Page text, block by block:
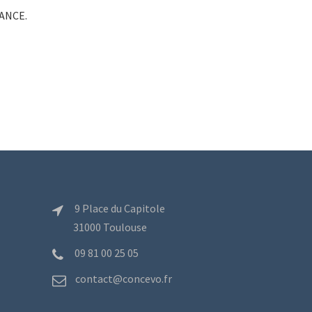
9 Place du Capitole
31000 Toulouse
09 81 00 25 05
contact@concevo.fr